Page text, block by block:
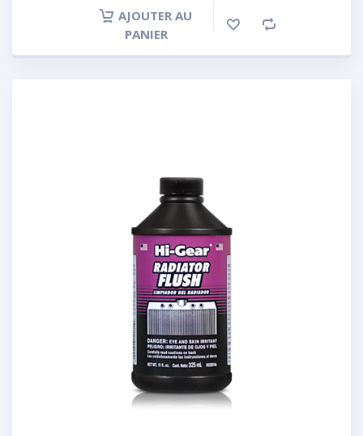
AJOUTER AU
PANIER